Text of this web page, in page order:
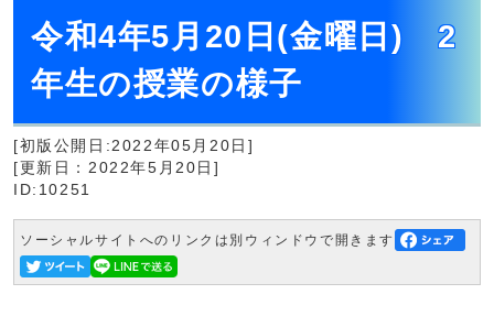
令和4年5月20日(金曜日) 2
年生の授業の様子
[初版公開日:2022年05月20日]
[更新日：2022年5月20日]
ID:10251
ソーシャルサイトへのリンクは別ウィンドウで開きます